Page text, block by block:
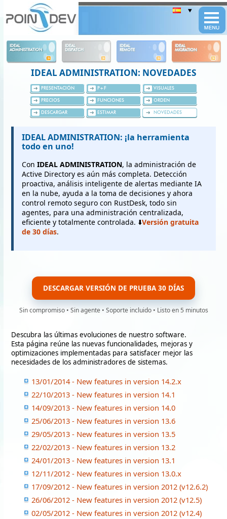
IDEAL
ADMINISTRATION
IDEAL
DISPATCH
IDEAL
REMOTE
IDEAL
MIGRATION
IDEAL ADMINISTRATION: NOVEDADES
PRESENTACIÓN P+F VISUALES
PRECIOS FUNCIONES ORDEN
DESCARGAR ESTIMAR NOVEDADES
IDEAL ADMINISTRATION: ¡la herramienta
todo en uno!
Con IDEAL ADMINISTRATION, la administración de
Active Directory es aún más completa. Detección
proactiva, análisis inteligente de alertas mediante IA
en la nube, ayuda a la toma de decisiones y ahora
control remoto seguro con RustDesk, todo sin
agentes, para una administración centralizada,
eficiente y totalmente controlada. ⬇️Versión gratuita
de 30 días.
DESCARGAR VERSIÓN DE PRUEBA 30 DÍAS
Sin compromiso • Sin agente • Soporte incluido • Listo en 5 minutos
Descubra las últimas evoluciones de nuestro software.
Esta página reúne las nuevas funcionalidades, mejoras y
optimizaciones implementadas para satisfacer mejor las
necesidades de los administradores de sistemas.
13/01/2014 - New features in version 14.2.x
22/10/2013 - New features in version 14.1
14/09/2013 - New features in version 14.0
25/06/2013 - New features in version 13.6
29/05/2013 - New features in version 13.5
22/02/2013 - New features in version 13.2
24/01/2013 - New features in version 13.1
12/11/2012 - New features in version 13.0.x
17/09/2012 - New features in version 2012 (v12.6.2)
26/06/2012 - New features in version 2012 (v12.5)
02/05/2012 - New features in version 2012 (v12.4)
Panneau de gestion des cookies